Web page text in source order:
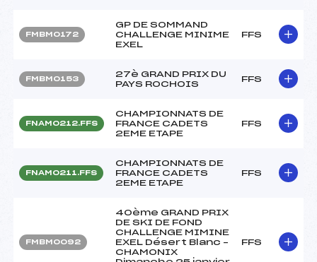
FMBM0172
GP DE SOMMAND
CHALLENGE MINIME
EXEL
FFS
FMBM0153
27è GRAND PRIX DU
PAYS ROCHOIS
FFS
FNAM0212.FFS
CHAMPIONNATS DE
FRANCE CADETS
2EME ETAPE
FFS
FNAM0211.FFS
CHAMPIONNATS DE
FRANCE CADETS
2EME ETAPE
FFS
FMBM0092
40ème GRAND PRIX
DE SKI DE FOND
CHALLENGE MIMINE
EXEL Désert Blanc –
CHAMONIX
FFS